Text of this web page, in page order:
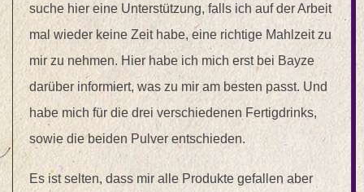
suche hier eine Unterstützung, falls ich auf der Arbeit
mal wieder keine Zeit habe, eine richtige Mahlzeit zu
mir zu nehmen. Hier habe ich mich erst bei Bayze
darüber informiert, was zu mir am besten passt. Und
habe mich für die drei verschiedenen Fertigdrinks,
sowie die beiden Pulver entschieden.
Es ist selten, dass mir alle Produkte gefallen aber